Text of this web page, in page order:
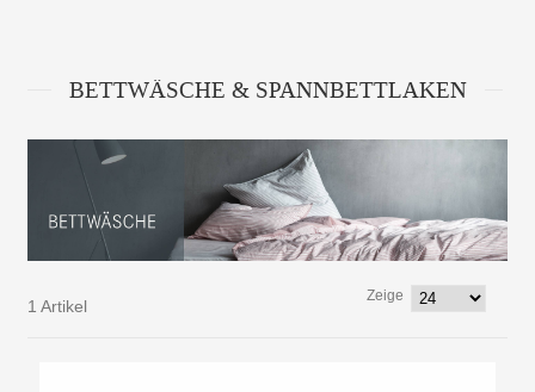
BETTWÄSCHE & SPANNBETTLAKEN
1 Artikel
Zeige